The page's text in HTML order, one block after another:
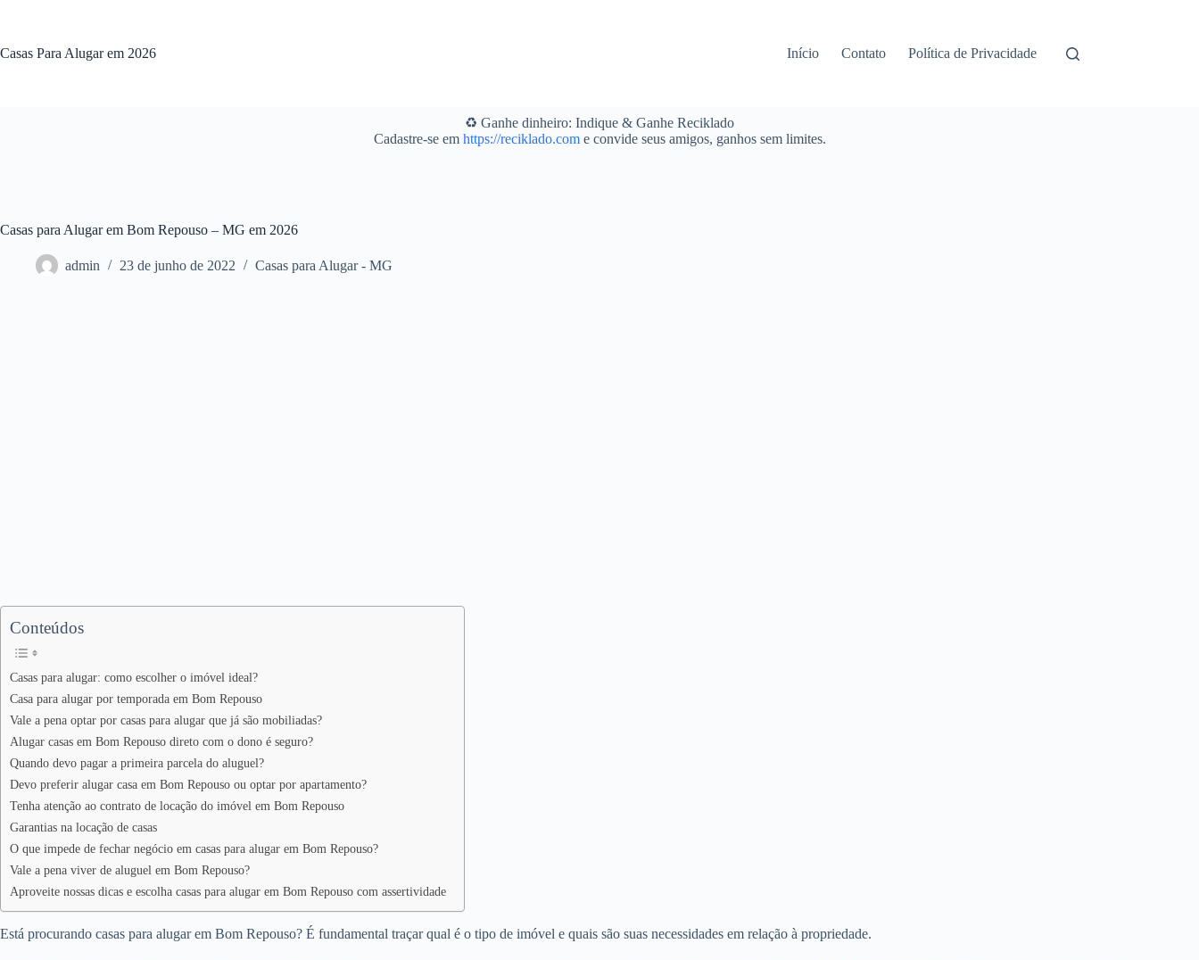
conteúdo
Casas Para Alugar em 2026 Início Contato Política de Privacidade
♻️ Ganhe dinheiro: Indique & Ganhe Reciklado
Cadastre-se em https://reciklado.come convide seus amigos, ganhos sem limites.
Casas para Alugar em Bom Repouso – MG em 2026
admin 23 de junho de 2022 Casas para Alugar - MG
Conteúdos
Casas para alugar: como escolher o imóvel ideal?
Casa para alugar por temporada em Bom Repouso
Vale a pena optar por casas para alugar que já são mobiliadas?
Alugar casas em Bom Repouso direto com o dono é seguro?
Quando devo pagar a primeira parcela do aluguel?
Devo preferir alugar casa em Bom Repouso ou optar por apartamento?
Tenha atenção ao contrato de locação do imóvel em Bom Repouso
Garantias na locação de casas
O que impede de fechar negócio em casas para alugar em Bom Repouso?
Vale a pena viver de aluguel em Bom Repouso?
Aproveite nossas dicas e escolha casas para alugar em Bom Repouso com assertividade
Está procurando casas para alugar em Bom Repouso? É fundamental traçar qual é o tipo de imóvel e quais são suas necessidades em relação à propriedade.